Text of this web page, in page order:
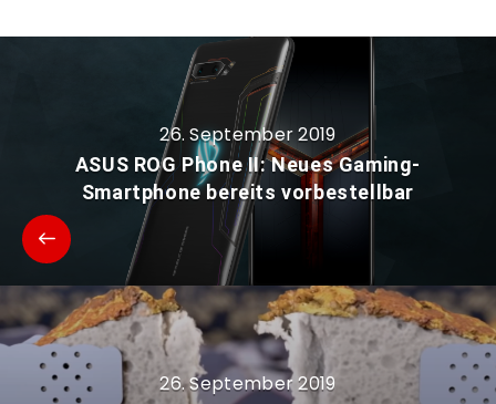
26. September 2019
ASUS ROG Phone II: Neues Gaming-
Smartphone bereits vorbestellbar
26. September 2019